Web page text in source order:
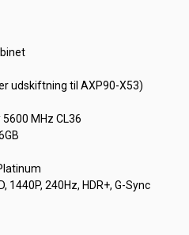
udskiftning til AXP90-X53)
5600 MHz CL36
240Hz, HDR+, G-Sync